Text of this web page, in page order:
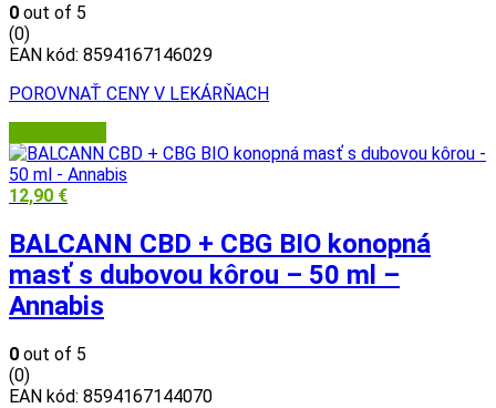
0 out of 5
(0)
EAN kód: 8594167146029
POROVNAŤ CENY V LEKÁRŇACH
12,90 €
BALCANN CBD + CBG BIO konopná
masť s dubovou kôrou – 50 ml –
Annabis
0 out of 5
(0)
EAN kód: 8594167144070